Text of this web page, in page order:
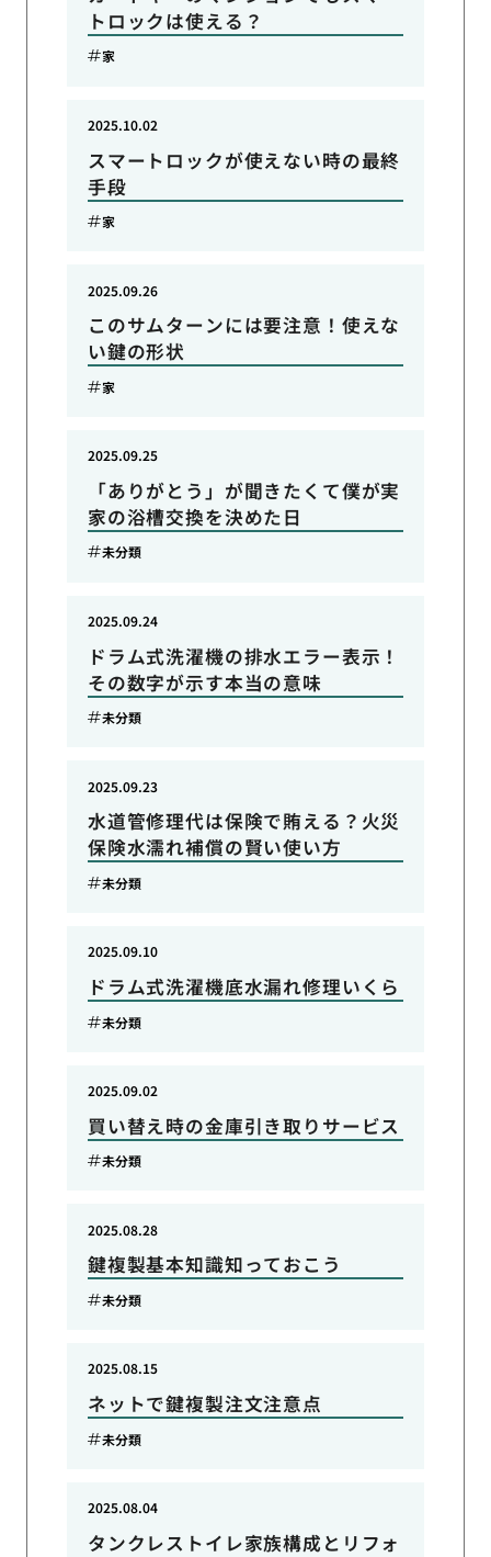
トロックは使える？
家
スマートロックが使えない時の最終
手段
2025.10.02
家
このサムターンには要注意！使えな
い鍵の形状
2025.09.26
家
「ありがとう」が聞きたくて僕が実
家の浴槽交換を決めた日
2025.09.25
未分類
ドラム式洗濯機の排水エラー表示！
その数字が示す本当の意味
2025.09.24
未分類
水道管修理代は保険で賄える？火災
保険水濡れ補償の賢い使い方
2025.09.23
未分類
ドラム式洗濯機底水漏れ修理いくら
2025.09.10
未分類
買い替え時の金庫引き取りサービス
2025.09.02
未分類
鍵複製基本知識知っておこう
2025.08.28
未分類
ネットで鍵複製注文注意点
2025.08.15
未分類
タンクレストイレ家族構成とリフォ
2025.08.04